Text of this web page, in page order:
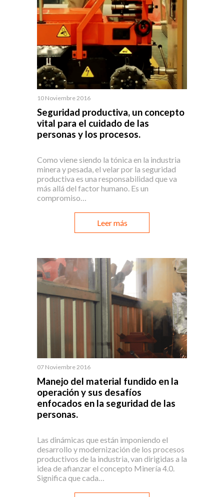
10 Noviembre 2016
Seguridad productiva, un concepto
vital para el cuidado de las
personas y los procesos.
Como viene siendo la tónica en la industria
minera y pesada, el velar por la seguridad
productiva es una responsabilidad que va
más allá del factor humano. Es un
compromiso…
Leer más
07 Noviembre 2016
Manejo del material fundido en la
operación y sus desafíos
enfocados en la seguridad de las
personas.
Las dinámicas que están imponiendo el
desarrollo y modernización de los procesos
productivos de la industria, van dirigidas a la
idea de afianzar el concepto Minería 4.0.
Significa que cada…